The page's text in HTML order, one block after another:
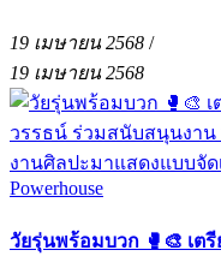
19 เมษายน 2568 /
19 เมษายน 2568
วัยรุ่นพร้อมบวก 🥊🎨 เต